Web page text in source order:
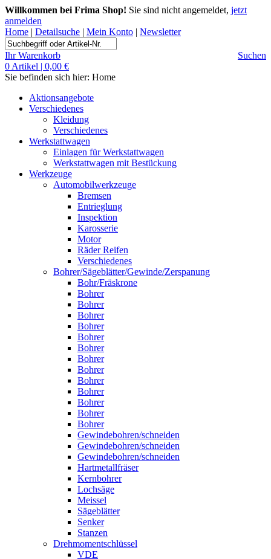
Willkommen bei Frima Shop! Sie sind nicht angemeldet, jetzt
anmelden
Home | Detailsuche | Mein Konto | Newsletter
Suchen
Ihr Warenkorb
0 Artikel | 0,00 €
Sie befinden sich hier: Home
Aktionsangebote
Verschiedenes
Kleidung
Verschiedenes
Werkstattwagen
Einlagen für Werkstattwagen
Werkstattwagen mit Bestückung
Werkzeuge
Automobilwerkzeuge
Bremsen
Entrieglung
Inspektion
Karosserie
Motor
Räder Reifen
Verschiedenes
Bohrer/Sägeblätter/Gewinde/Zerspanung
Bohr/Fräskrone
Bohrer
Bohrer
Bohrer
Bohrer
Bohrer
Bohrer
Bohrer
Bohrer
Bohrer
Bohrer
Bohrer
Bohrer
Bohrer
Gewindebohren/schneiden
Gewindebohren/schneiden
Gewindebohren/schneiden
Hartmetallfräser
Kernbohrer
Lochsäge
Meissel
Sägeblätter
Senker
Stanzen
Drehmomentschlüssel
VDE